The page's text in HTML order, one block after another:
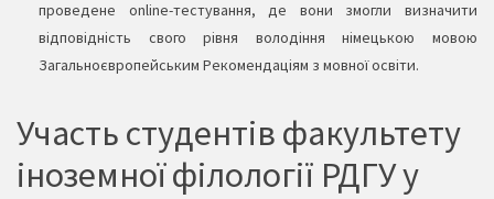
проведене online-тестування, де вони змогли визначити
відповідність свого рівня володіння німецькою мовою
Загальноєвропейським Рекомендаціям з мовної освіти.
Участь студентів факультету
іноземної філології РДГУ у